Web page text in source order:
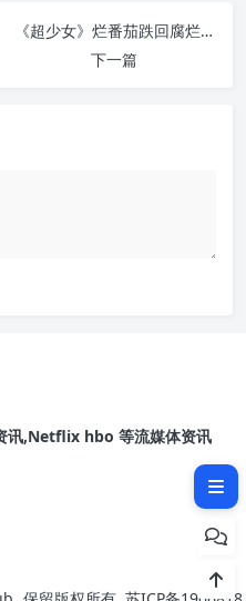
《超少女》烂番茄跌回腐烂区：DCU第二部电影口碑遇冷，米莉·阿尔柯克成少数亮点
下一篇
讯,Netflix hbo 等流媒体资讯